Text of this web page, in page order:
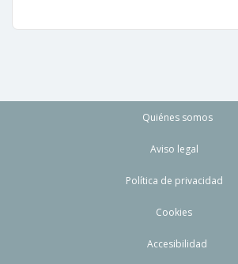
Quiénes somos
Aviso legal
Política de privacidad
Cookies
Accesibilidad